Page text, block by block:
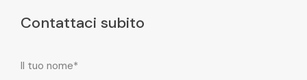
Contattaci subito
Il tuo nome*